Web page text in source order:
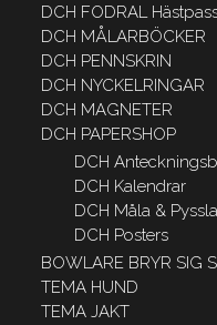
DCH FODRAL
DCH MÅLARBÖCKER
DCH PENNSKRIN
DCH NYCKELRINGAR
DCH MAGNETER
DCH PAPERSHOP
DCH
DCH Kalendrar
DCH Måla & Pyssla
DCH Posters
BOWLARE BRYR SIG
TEMA HUND
TEMA JAKT